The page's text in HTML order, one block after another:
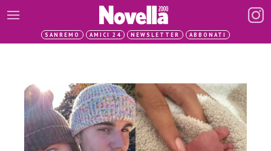
SANREMO AMICI 24 NEWSLETTER ABBONATI